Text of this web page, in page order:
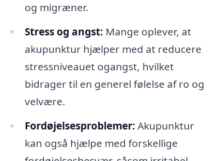
og migræner.
Stress og angst: Mange oplever, at
akupunktur hjælper med at reducere
stressniveauet ogangst, hvilket
bidrager til en generel følelse af ro og
velvære.
Fordøjelsesproblemer: Akupunktur
kan også hjælpe med forskellige